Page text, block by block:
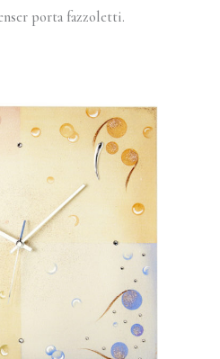
porta fazzoletti.